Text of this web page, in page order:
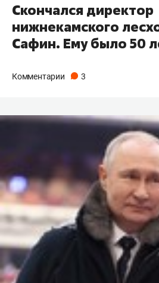
Скончался директор
нижнекамского
Сафин. Ему было 50
Комментарии 3